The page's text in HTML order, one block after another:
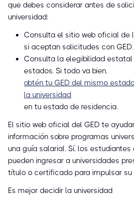
que debes considerar antes de
universidad:
Consulta el sitio web oficial de
si aceptan solicitudes con GED.
Consulta la elegibilidad estatal
estados. Si todo va bien,
obtén tu GED del mismo
la universidad
en tu estado de residencia.
El sitio web oficial del GED te
información sobre programas
una guía salarial. Sí, los estudiantes
pueden ingresar a universidades
título o certificado para impulsar su
Es mejor decidir la universidad